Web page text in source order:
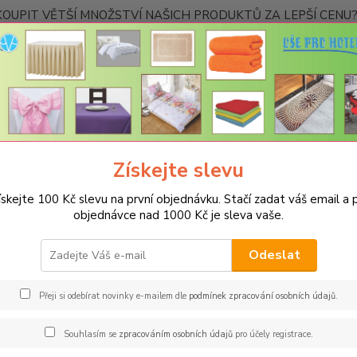
VĚTŠÍ MNOŽSTVÍ NAŠICH PRODUKTŮ ZA LEPŠÍ
Kontakty
Hledat
Hotelové povlečení Povlečení standard hladké s pruhem
standard hladké s
s
praní
Získejte slevu
100 Kč slevu na první objednávku. Stačí zadat váš email a
objednávce nad 1000 Kč je sleva vaše.
Odeslat
Přeji si odebírat novinky e-mailem dle podmínek zpracování osobních údajů.
Souhlasím se zpracováním osobních údajůpro účely registrace.